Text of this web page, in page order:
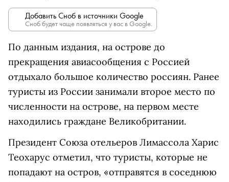
Добавить Сноб в источники Google
Сноб будет чаще появляться у вас в Google.
По данным издания, на острове до
прекращения авиасообщения с Россией
отдыхало большое количество россиян. Ранее
туристы из России занимали второе место по
численности на острове, на первом месте
находились граждане Великобритании.
Президент Союза отельеров Лимассола Харис
Теохарус отметил, что туристы, которые не
попадают на остров, «отправятся в соседнюю